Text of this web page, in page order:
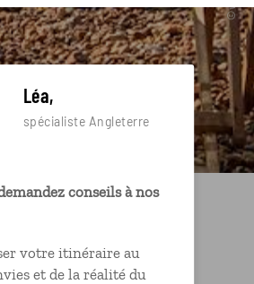
Léa,
spécialiste Angleterre
conseils à nos
votre itinéraire au
et de la réalité du